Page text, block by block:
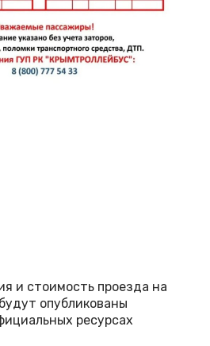
и стоимость проезда на
опубликованы
ресурсах